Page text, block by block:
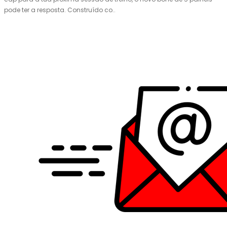
pode ter a resposta. Construído co..